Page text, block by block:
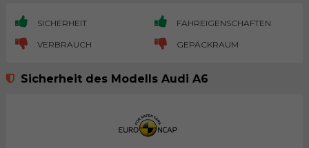
SICHERHEIT FAHREIGENSCHAFTEN
VERBRAUCH GEPÄCKRAUM
Sicherheit des Modells Audi A6